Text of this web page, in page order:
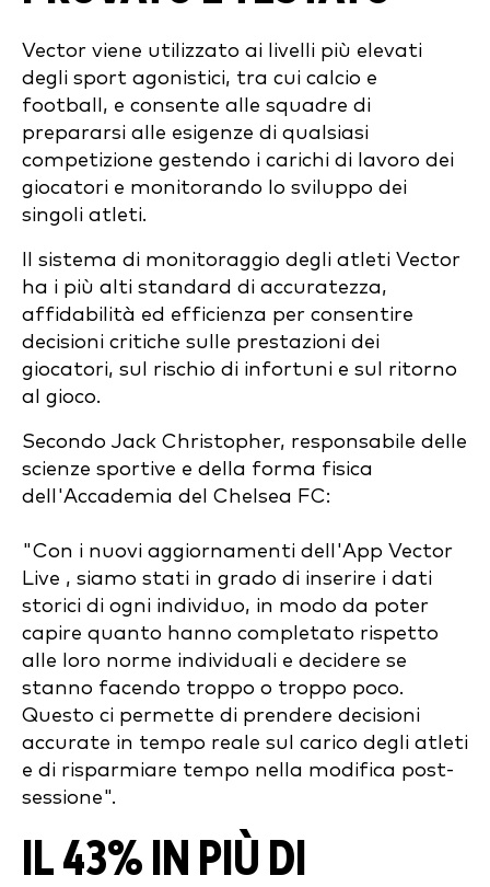
Vector viene utilizzato ai livelli più elevati
degli sport agonistici, tra cui calcio e
football, e consente alle squadre di
prepararsi alle esigenze di qualsiasi
competizione gestendo i carichi di lavoro dei
giocatori e monitorando lo sviluppo dei
singoli atleti.
Il sistema di monitoraggio degli atleti Vector
ha i più alti standard di accuratezza,
affidabilità ed efficienza per consentire
decisioni critiche sulle prestazioni dei
giocatori, sul rischio di infortuni e sul ritorno
al gioco.
Secondo Jack Christopher, responsabile delle
scienze sportive e della forma fisica
dell'Accademia del Chelsea FC:
"Con i nuovi aggiornamenti dell'App Vector
Live , siamo stati in grado di inserire i dati
storici di ogni individuo, in modo da poter
capire quanto hanno completato rispetto
alle loro norme individuali e decidere se
stanno facendo troppo o troppo poco.
Questo ci permette di prendere decisioni
accurate in tempo reale sul carico degli atleti
e di risparmiare tempo nella modifica post-
sessione".
IL 43% IN PIÙ DI